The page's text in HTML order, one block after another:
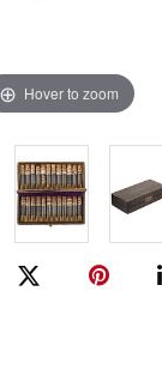
Hover to zoom